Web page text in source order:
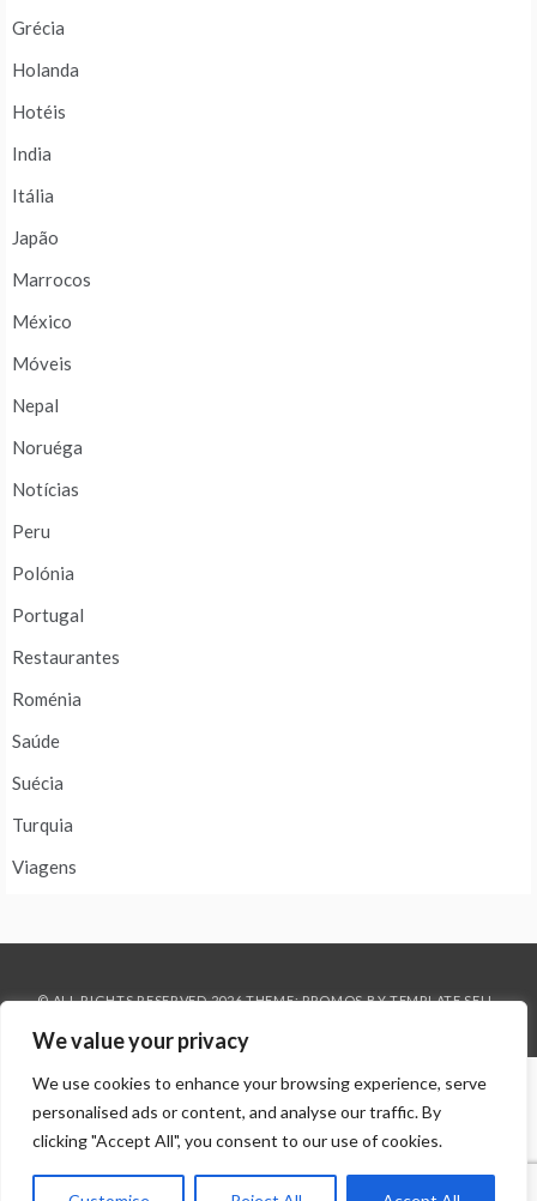
We value your privacy
We use cookies to enhance your browsing experience, serve
personalised ads or content, and analyse our traffic. By
clicking "Accept All", you consent to our use of cookies.
Grécia
Holanda
Hotéis
India
Itália
Japão
Marrocos
México
Móveis
Nepal
Noruéga
Notícias
Peru
Polónia
Portugal
Restaurantes
Roménia
Saúde
Suécia
Turquia
Viagens
© ALL RIGHTS RESERVED 2026 THEME: PROMOS BYTEMPLATE SELL.